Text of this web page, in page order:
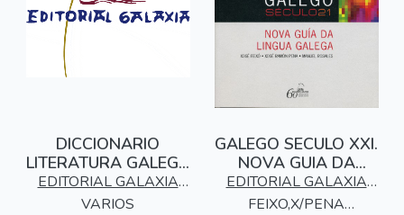
DICCIONARIO
LITERATURA GALEGA
IV - TERMOS E
INSTITUCIONS LIT
EDITORIAL GALAXIA
S.A.
VARIOS
GALEGO SECULO XXI.
NOVA GUIA DA
LINGUA GALEGA
EDITORIAL GALAXIA
S.A.
FEIXO,X/PENA